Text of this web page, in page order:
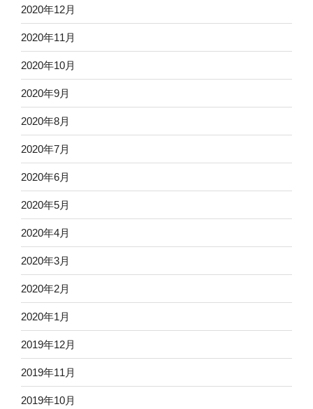
2020年12月
2020年11月
2020年10月
2020年9月
2020年8月
2020年7月
2020年6月
2020年5月
2020年4月
2020年3月
2020年2月
2020年1月
2019年12月
2019年11月
2019年10月